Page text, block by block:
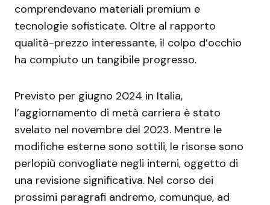
comprendevano materiali premium e
tecnologie sofisticate. Oltre al rapporto
qualità-prezzo interessante, il colpo d’occhio
ha compiuto un tangibile progresso.
Previsto per giugno 2024 in Italia,
l’aggiornamento di metà carriera è stato
svelato nel novembre del 2023. Mentre le
modifiche esterne sono sottili, le risorse sono
perlopiù convogliate negli interni, oggetto di
una revisione significativa. Nel corso dei
prossimi paragrafi andremo, comunque, ad